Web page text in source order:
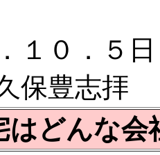
１０．５
保豊志拝
はどんな